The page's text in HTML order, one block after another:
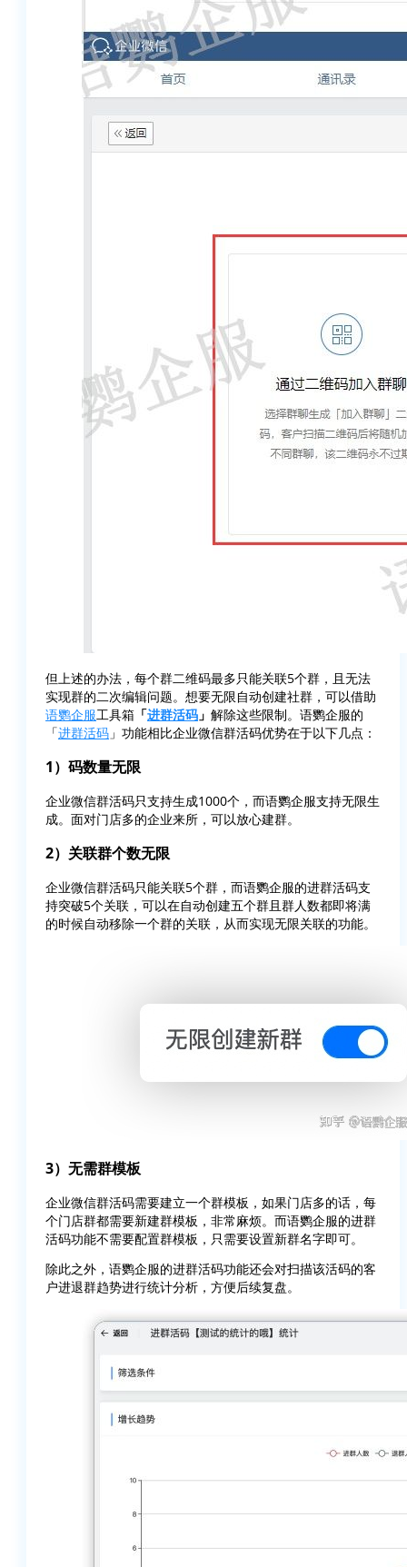
但上述的办法，每个群二维码最多只能关联5个群，且无法
实现群的二次编辑问题。想要无限自动创建社群，可以借助
语鹦企服工具箱 「进群活码 」 解除这些限制。语鹦企服的
「进群活码 」功能相比企业微信群活码优势在于以下几点：
1）码数量无限
企业微信群活码只支持生成1000个，而语鹦企服支持无限生
成。面对门店多的企业来所，可以放心建群。
2）关联群个数无限
企业微信群活码只能关联5个群，而语鹦企服的进群活码支
持突破5个关联，可以在自动创建五个群且群人数都即将满
的时候自动移除一个群的关联，从而实现无限关联的功能。
3）无需群模板
企业微信群活码需要建立一个群模板，如果门店多的话，每
个门店群都需要新建群模板，非常麻烦。而语鹦企服的进群
活码功能不需要配置群模板，只需要设置新群名字即可。
除此之外，语鹦企服的进群活码功能还会对扫描该活码的客
户进退群趋势进行统计分析，方便后续复盘。